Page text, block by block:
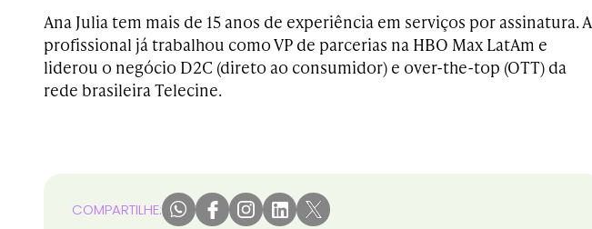
Ana Julia tem mais de 15 anos de experiência em serviços por assinatura. A
profissional já trabalhou como VP de parcerias na HBO Max LatAm e
liderou o negócio D2C (direto ao consumidor) e over-the-top (OTT) da
rede brasileira Telecine.
COMPARTILHE: